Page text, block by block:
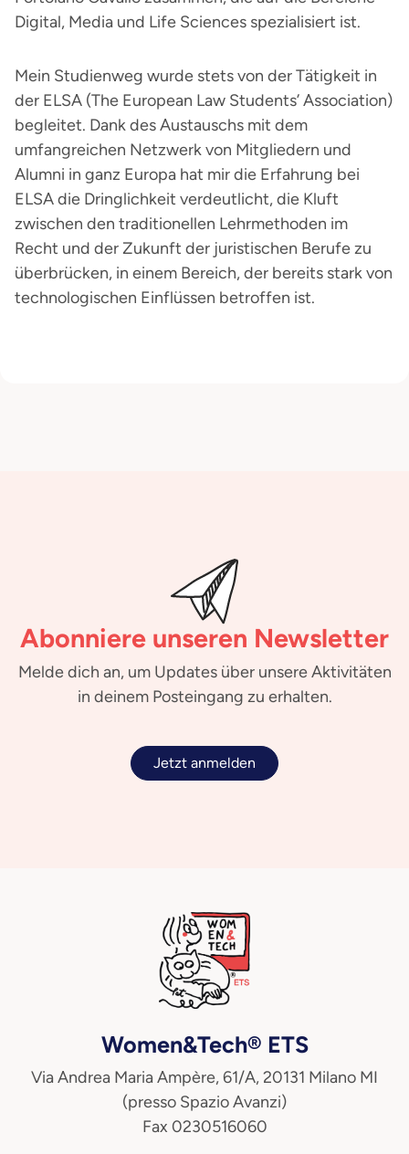
Digital, Media und Life Sciences spezialisiert ist.
Mein Studienweg wurde stets von der Tätigkeit in
der ELSA (The European Law Students’ Association)
begleitet. Dank des Austauschs mit dem
umfangreichen Netzwerk von Mitgliedern und
Alumni in ganz Europa hat mir die Erfahrung bei
ELSA die Dringlichkeit verdeutlicht, die Kluft
zwischen den traditionellen Lehrmethoden im
Recht und der Zukunft der juristischen Berufe zu
überbrücken, in einem Bereich, der bereits stark von
technologischen Einflüssen betroffen ist.
Abonniere unseren Newsletter
Melde dich an, um Updates über unsere Aktivitäten
in deinem Posteingang zu erhalten.
Jetzt anmelden
Women&Tech® ETS
Via Andrea Maria Ampère, 61/A, 20131 Milano MI
(presso Spazio Avanzi)
Fax 0230516060